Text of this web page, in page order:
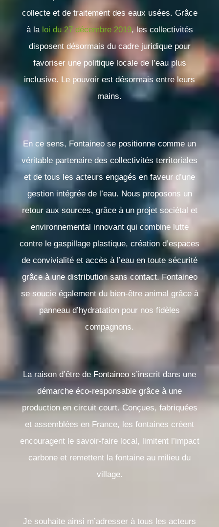
collecte et de traitement des eaux usées. Grâce
à la loi du 27 décembre 2019, les collectivités
disposent désormais du cadre juridique pour
favoriser une politique locale de l’eau plus
inclusive. Le pouvoir est désormais entre leurs
mains.
En ce sens, Fontaineo se positionne comme un
véritable partenaire des collectivités territoriales
et de tous les acteurs engagés en faveur d’une
gestion intégrée de l’eau. Nous proposons un
retour aux sources, grâce à un projet sociétal et
environnemental innovant qui combine lutte
contre le gaspillage plastique, création d’espaces
de convivialité et accès à l’eau en toute sécurité
grâce à une distribution sans contact.Fontaineo
se soucie également du bien-être animal grâce à
panneau d’hydratation pour nos fidèles
compagnons.
La raison d’être de Fontaineo s’inscrit dans une
démarche éco-responsable grâce à une
production en circuit court. Conçues, fabriquées
et assemblées en France, les fontaines créent
encouragent le savoir-faire local, limitent l’impact
carbone et remettent la fontaine au milieu du
village.
Je souhaite ainsi m’adresser à tous les acteurs